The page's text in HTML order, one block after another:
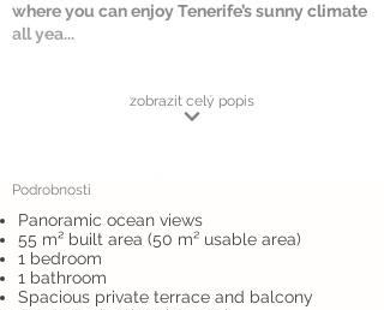
where you can enjoy Tenerife’s sunny climate
all yea...
zobrazit celý popis
Podrobnosti
Panoramic ocean views
55 m² built area (50 m² usable area)
1 bedroom
1 bathroom
Spacious private terrace and balcony